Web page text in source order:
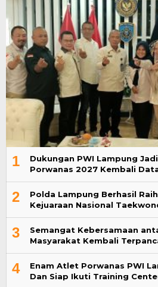
1
Dukungan PWI Lampung
Porwanas 2027 Kembali
2
Polda Lampung Berhasil
Kejuaraan Nasional
3
Semangat Kebersamaan
Masyarakat Kembali
4
Enam Atlet Porwanas PWI
Dan Siap Ikuti Training